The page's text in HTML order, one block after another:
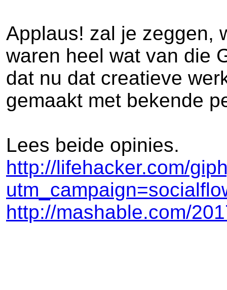
Applaus! zal je zeggen,
waren heel wat van die
dat nu dat creatieve
gemaakt met bekende
Lees beide opinies.
http://lifehacker.com/
http://mashable.com/